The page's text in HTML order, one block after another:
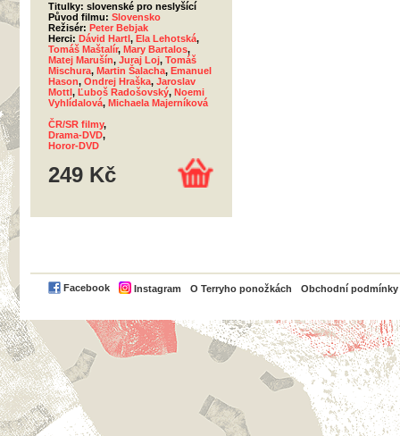
Titulky: slovenské pro neslyšící
Původ filmu: Slovensko
Režisér: Peter Bebjak
Herci: Dávid Hartl, Ela Lehotská,
Tomáš Maštalír, Mary Bartalos,
Matej Marušín, Juraj Loj, Tomáš
Mischura, Martin Šalacha, Emanuel
Hason, Ondrej Hraška, Jaroslav
Mottl, Ľuboš Radošovský, Noemi
Vyhlídalová, Michaela Majerníková
ČR/SR filmy,
Drama-DVD,
Horor-DVD
249 Kč
Facebook Instagram O Terryho ponožkách Obchodní podmínky
PayPal